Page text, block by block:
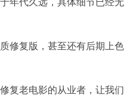
修复版，甚至还有后期上色
复老电影的从业者，让我们